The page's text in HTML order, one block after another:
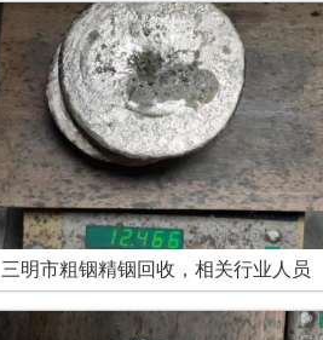
三明市粗铟精铟回收，相关行业人员